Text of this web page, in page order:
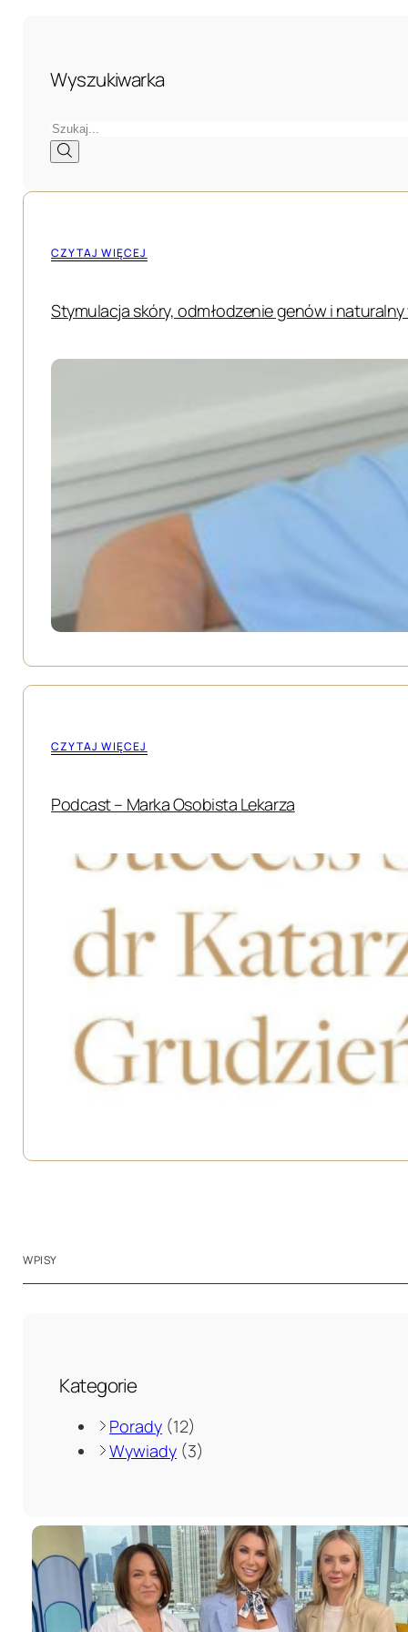
Wyszukiwarka
Szukaj
CZYTAJ WIĘCEJ
Stymulacja skóry, odmłodzenie genów i
CZYTAJ WIĘCEJ
Podcast – Marka Osobista Lekarza
WPISY
Kategorie
Porady (12)
Wywiady (3)